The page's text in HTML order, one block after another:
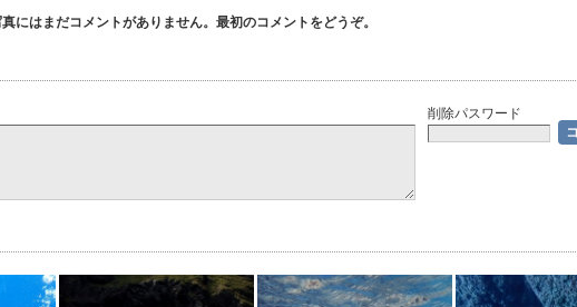
にはまだコメントがありません。最初のコメントをどうぞ。
削除パスワード